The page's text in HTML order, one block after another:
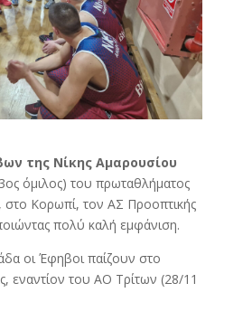
της Νίκης Αμαρουσίου
όμιλος) του πρωταθλήματος
στο Κορωπί, τον ΑΣ Προοπτικής
πολύ καλή εμφάνιση.
οι Έφηβοι παίζουν στο
εναντίον του ΑΟ Τρίτων (28/11